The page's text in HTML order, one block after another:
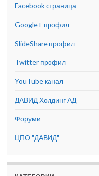
Facebook страница
Google+ профил
SlideShare профил
Twitter профил
YouTube канал
ДАВИД Холдинг АД
Форуми
ЦПО "ДАВИД"